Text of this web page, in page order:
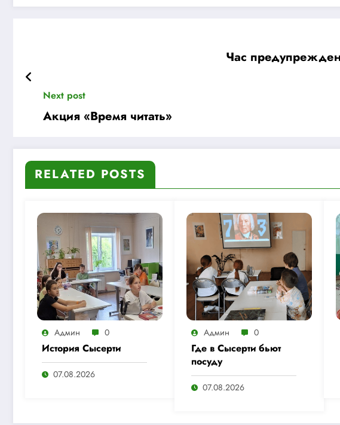
Час
Next post
Акция «Время читать»
RELATED POSTS
Админ 0
История Сысерти
07.08.2026
Админ 0
Где в Сысерти бьют
посуду
07.08.2026